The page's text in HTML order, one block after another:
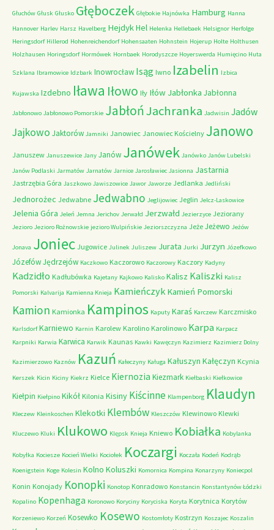
Głuchów Głusk Głusko Głęboczek Głębokie Hajnówka Hamburg Hanna
Hannover Harlev Harsz Havelberg HejdykHel Helenka Hellebaek Helsignor Herfolge
Heringsdorf Hillerod Hohenreichendorf Hohensaaten Hohnstein Hojerup Holte Holthusen
Holzhausen Horingsdorf Hormówek Hornbaek Horodyszcze Hoyerswerda Humięcino Huta
Szklana Ibramowice Idzbark Inowrocław Isąg Iwno Izabelin Izbica
Kujawska Izdebno Iława Iłowo Iły Iłów Jabłonka Jabłonna
Jabłonowo Jabłonowo Pomorskie JabłońJachranka Jadwisin Jadów
Jajkowo Jaktorów Jamniki Janowiec Janowiec Kościelny Janowo
Januszew Januszewice Jany Janów Janówek Janówko Janów Lubelski
Janów Podlaski Jarmatów Jarnatów Jarnice Jarosławiec Jasionna Jastarnia
Jastrzębia Góra Jaszkowo Jawiszowice Jawor Jaworze Jedlanka Jedliński
Jednorożec Jedwabne Jedwabno Jeglijowiec Jeglin Jelcz-Laskowice
Jelenia Góra Jeleń Jemna Jerichov Jerwałd Jerzwałd Jezierzyce Jeziorany
Jezioro Jezioro Rożnowskie jezioro Wulpińskie Jeziorszczyzna Jeże Jeżewo Jeżów
Jonava Joniec Jugowice Julinek Juliszew Jurata Jurki Jurzyn Józefkowo
JózefówJędrzejów Kaczkowo Kaczorowo Kaczorowy Kaczory Kadyny
Kadzidło Kadłubówka Kajetany Kajkowo Kalisko Kalisz Kaliszki Kalisz
Pomorski Kalvarija Kamienna Knieja Kamieńczyk Kamień Pomorski
Kamion Kamionka Kampinos Kaputy Karaś Karczew Karczmisko
Karlsdorf Karniewo Karnin Karolew Karolino Karolinowo Karpa Karpacz
Karpniki Karwia Karwica Karwik Kaunas Kawki Kawęczyn Kazimierz Kazimierz Dolny
Kazimierzowo Kaznów Kazuń Kałeczyny Kaługa Kałuszyn Kałęczyn Kcynia
Kerszek Kicin Kiciny Kiekrz Kielce Kiernozia Kiezmark Kiełbaski Kiełkowice
Kiełpin Kiełpino Kikół Kilonia Kisiny Kiścinne Klampenborg Klaudyn
Kleczew Kleinkoschen Klekotki Klembów Kleszczów Klewinowo Klewki
Kluczewo Kluki Klukowo Klępsk Knieja Kniewo Kobiałka Kobylanka
Kobyłka Kociesze Kocień Wielki Kociołek Koczargi Koczała Kodeń Kodrąb
Koenigstein Koge Kolesin Kolno Koluszki Komornica Kompina Konarzyny Koniecpol
Konin Konojady Konopki Konotop Konradowo Konstancin Konstantynów Łódzki
Kopalino Kopenhaga Koronowo Koryciny Koryciska Koryta Korytnica Korytów
Korzeniewo Korzeń Kosewko Kosewo Kostomłoty Kostrzyn Koszajec Koszalin